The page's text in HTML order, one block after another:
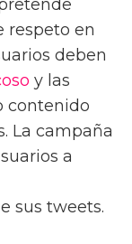
respeto en
deben
y las
contenido
La campaña
a
sus tweets.